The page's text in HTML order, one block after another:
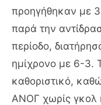
προηγήθηκαν με
παρά την
περίοδο,
ημίχρονο με 6-3.
καθοριστικό,
ΑΝΟΓ χωρίς γκολ